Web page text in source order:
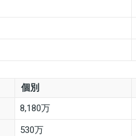
個別
8,180万
530万